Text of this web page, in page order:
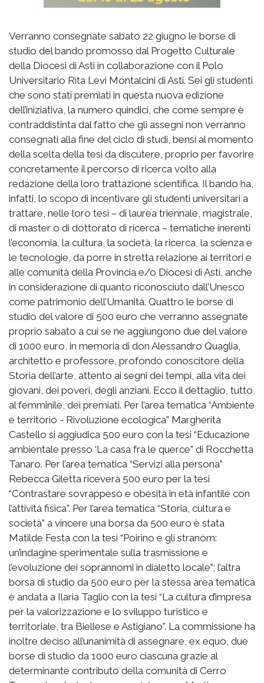
Verranno consegnate sabato 22 giugno le borse di
studio del bando promosso dal Progetto Culturale
della Diocesi di Asti in collaborazione con il Polo
Universitario Rita Levi Montalcini di Asti. Sei gli studenti
che sono stati premiati in questa nuova edizione
dell’iniziativa, la numero quindici, che come sempre è
contraddistinta dal fatto che gli assegni non verranno
consegnati alla fine del ciclo di studi, bensì al momento
della scelta della tesi da discutere, proprio per favorire
concretamente il percorso di ricerca volto alla
redazione della loro trattazione scientifica. Il bando ha,
infatti, lo scopo di incentivare gli studenti universitari a
trattare, nelle loro tesi – di laurea triennale, magistrale,
di master o di dottorato di ricerca – tematiche inerenti
l’economia, la cultura, la società, la ricerca, la scienza e
le tecnologie, da porre in stretta relazione ai territori e
alle comunità della Provincia e/o Diocesi di Asti, anche
in considerazione di quanto riconosciuto dall’Unesco
come patrimonio dell’Umanità. Quattro le borse di
studio del valore di 500 euro che verranno assegnate
proprio sabato a cui se ne aggiungono due del valore
di 1000 euro, in memoria di don Alessandro Quaglia,
architetto e professore, profondo conoscitore della
Storia dell’arte, attento ai segni dei tempi, alla vita dei
giovani, dei poveri, degli anziani. Ecco il dettaglio, tutto
al femminile, dei premiati. Per l’area tematica “Ambiente
e territorio - Rivoluzione ecologica” Margherita
Castello si aggiudica 500 euro con la tesi “Educazione
ambientale presso ‘La casa fra le querce” di Rocchetta
Tanaro. Per l’area tematica “Servizi alla persona”
Rebecca Giletta riceverà 500 euro per la tesi
“Contrastare sovrappeso e obesità in età infantile con
l’attività fisica”. Per l’area tematica “Storia, cultura e
società” a vincere una borsa da 500 euro è stata
Matilde Festa con la tesi “Poirino e gli stranòm:
un’indagine sperimentale sulla trasmissione e
l’evoluzione dei soprannomi in dialetto locale”; l’altra
borsa di studio da 500 euro per la stessa area tematica
è andata a Ilaria Taglio con la tesi “La cultura d’impresa
per la valorizzazione e lo sviluppo turistico e
territoriale, tra Biellese e Astigiano”. La commissione ha
inoltre deciso all’unanimità di assegnare, ex equo, due
borse di studio da 1000 euro ciascuna grazie al
determinante contributo della comunità di Cerro